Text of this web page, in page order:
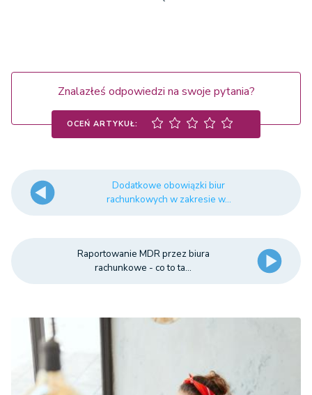
Znalazłeś odpowiedzi na swoje pytania?
OCEŃ ARTYKUŁ:
Dodatkowe obowiązki biur
rachunkowych w zakresie w...
Raportowanie MDR przez biura
rachunkowe - co to ta...